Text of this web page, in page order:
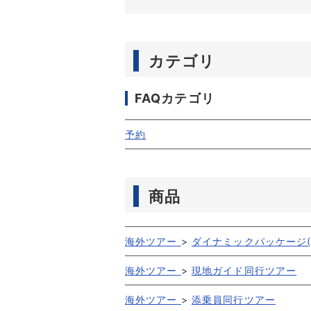
カテゴリ
FAQカテゴリ
予約
商品
海外ツアー > ダイナミックパッケー
海外ツアー > 現地ガイド同行ツアー
海外ツアー > 添乗員同行ツアー